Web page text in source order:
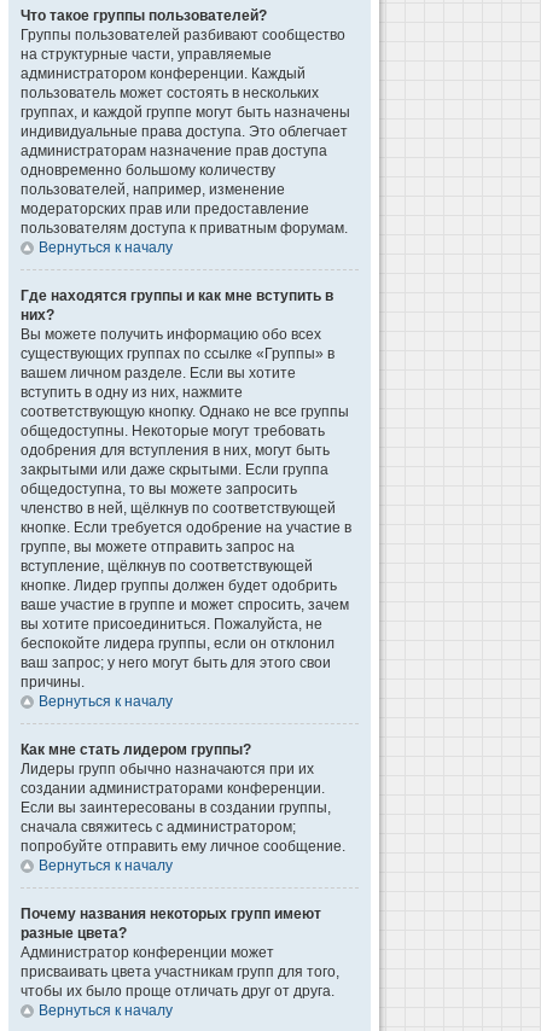
Что такое группы пользователей?
Группы пользователей разбивают сообщество
на структурные части, управляемые
администратором конференции. Каждый
пользователь может состоять в нескольких
группах, и каждой группе могут быть назначены
индивидуальные права доступа. Это облегчает
администраторам назначение прав доступа
одновременно большому количеству
пользователей, например, изменение
модераторских прав или предоставление
пользователям доступа к приватным форумам.
Вернуться к началу
Где находятся группы и как мне вступить в
них?
Вы можете получить информацию обо всех
существующих группах по ссылке «Группы» в
вашем личном разделе. Если вы хотите
вступить в одну из них, нажмите
соответствующую кнопку. Однако не все группы
общедоступны. Некоторые могут требовать
одобрения для вступления в них, могут быть
закрытыми или даже скрытыми. Если группа
общедоступна, то вы можете запросить
членство в ней, щёлкнув по соответствующей
кнопке. Если требуется одобрение на участие в
группе, вы можете отправить запрос на
вступление, щёлкнув по соответствующей
кнопке. Лидер группы должен будет одобрить
ваше участие в группе и может спросить, зачем
вы хотите присоединиться. Пожалуйста, не
беспокойте лидера группы, если он отклонил
ваш запрос; у него могут быть для этого свои
причины.
Вернуться к началу
Как мне стать лидером группы?
Лидеры групп обычно назначаются при их
создании администраторами конференции.
Если вы заинтересованы в создании группы,
сначала свяжитесь с администратором;
попробуйте отправить ему личное сообщение.
Вернуться к началу
Почему названия некоторых групп имеют
разные цвета?
Администратор конференции может
присваивать цвета участникам групп для того,
чтобы их было проще отличать друг от друга.
Вернуться к началу